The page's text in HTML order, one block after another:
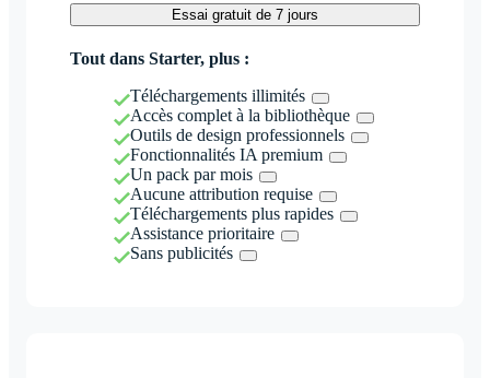
Essai gratuit de 7 jours
Tout dans Starter, plus :
Téléchargements illimités
Accès complet à la bibliothèque
Outils de design professionnels
Fonctionnalités IA premium
Un pack par mois
Aucune attribution requise
Téléchargements plus rapides
Assistance prioritaire
Sans publicités